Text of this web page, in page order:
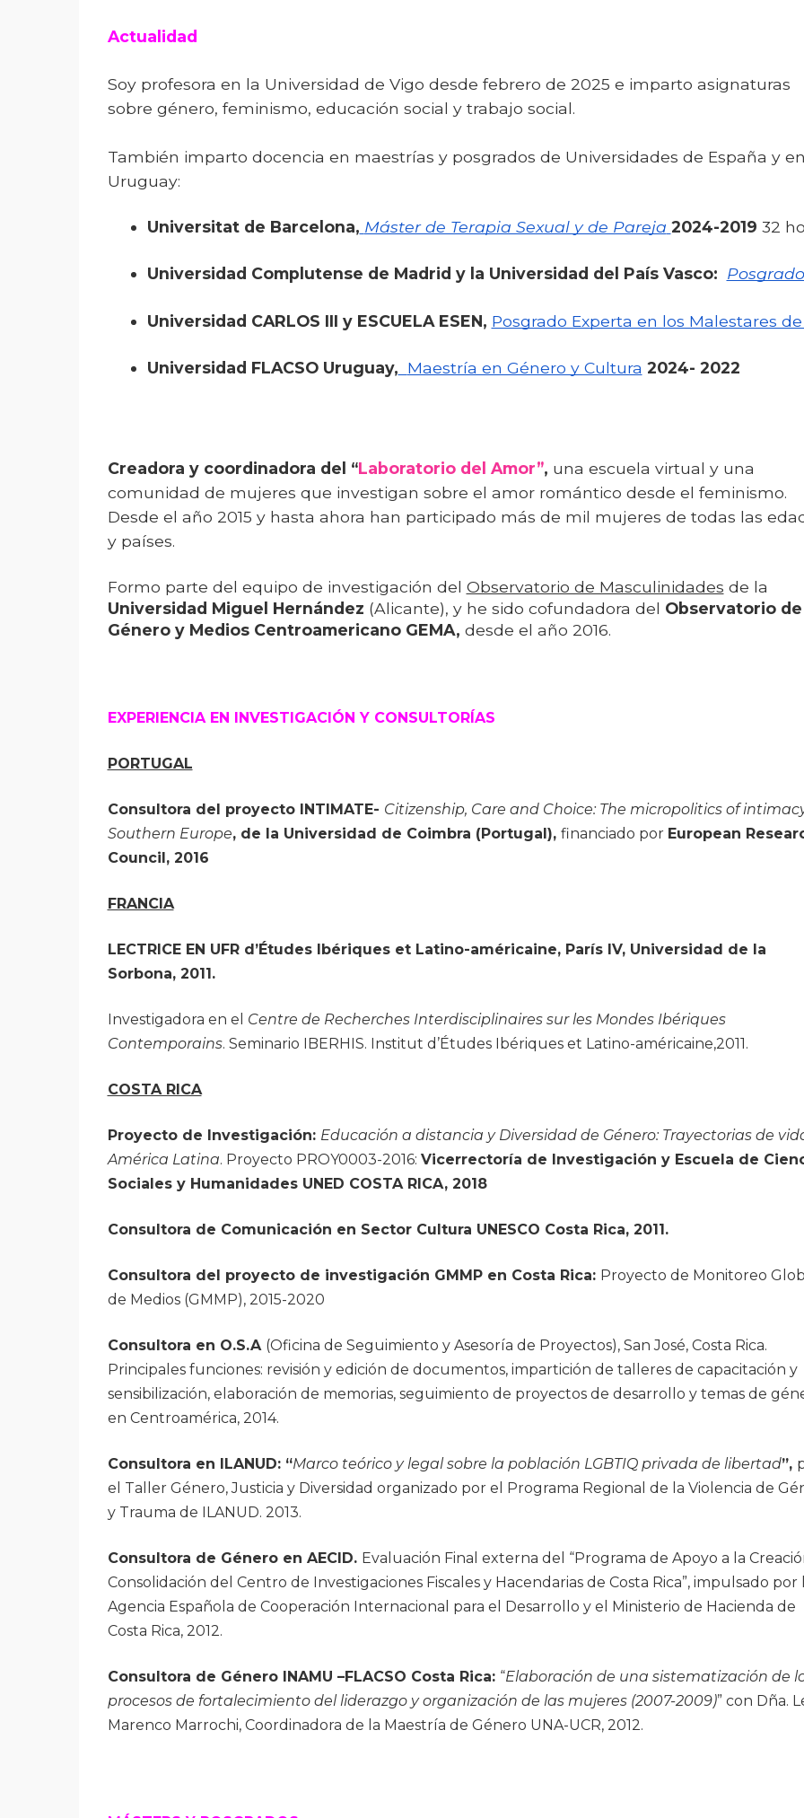
Actualidad
Soy profesora en la Universidad de Vigo desde febrero de 2025 e imparto asignaturas
sobre género, feminismo, educación social y trabajo social.
También imparto docencia en maestrías y posgrados de Universidades de España y en
Uruguay:
Universitat de Barcelona, Máster de Terapia Sexual y de Pareja 2024-2019 32
Universidad Complutense de Madrid y la Universidad del País Vasco:
Universidad CARLOS III y ESCUELA ESEN, Posgrado Experta en los Malestares
Universidad FLACSO Uruguay, Maestría en Género y Cultura 2024- 2022
Creadora y coordinadora del “Laboratorio del Amor”, una escuela virtual y una
comunidad de mujeres que investigan sobre el amor romántico desde el feminismo.
Desde el año 2015 y hasta ahora han participado más de mil mujeres de todas las
y países.
Formo parte del equipo de investigación del Observatorio de Masculinidades de la
Universidad Miguel Hernández (Alicante), y he sido cofundadora del Observatorio de
Género y Medios Centroamericano GEMA, desde el año 2016.
EXPERIENCIA EN INVESTIGACIÓN Y CONSULTORÍAS
PORTUGAL
Consultora del proyecto INTIMATE- Citizenship, Care and Choice: The micropolitics of
Southern Europe, de la Universidad de Coimbra (Portugal), financiado por European
Council, 2016
FRANCIA
LECTRICE EN UFR d’Études Ibériques et Latino-américaine, París IV, Universidad de la
Sorbona, 2011.
Investigadora en el Centre de Recherches Interdisciplinaires sur les Mondes Ibériques
Contemporains. Seminario IBERHIS. Institut d’Études Ibériques et Latino-américaine,2011.
COSTA RICA
Proyecto de Investigación: Educación a distancia y Diversidad de Género: Trayectorias de
América Latina. Proyecto PROY0003-2016: Vicerrectoría de Investigación y Escuela de
Sociales y Humanidades UNED COSTA RICA, 2018
Consultora de Comunicación en Sector Cultura UNESCO Costa Rica, 2011.
Consultora del proyecto de investigación GMMP en Costa Rica: Proyecto de Monitoreo
de Medios (GMMP), 2015-2020
Consultora en O.S.A (Oficina de Seguimiento y Asesoría de Proyectos), San José, Costa Rica.
Principales funciones: revisión y edición de documentos, impartición de talleres de capacitación y
sensibilización, elaboración de memorias, seguimiento de proyectos de desarrollo y temas de
en Centroamérica, 2014.
Consultora en ILANUD: “Marco teórico y legal sobre la población LGBTIQ privada de libertad”,
el Taller Género, Justicia y Diversidad organizado por el Programa Regional de la Violencia de
y Trauma de ILANUD. 2013.
Consultora de Género en AECID. Evaluación Final externa del “Programa de Apoyo a la
Consolidación del Centro de Investigaciones Fiscales y Hacendarias de Costa Rica”, impulsado por
Agencia Española de Cooperación Internacional para el Desarrollo y el Ministerio de Hacienda de
Costa Rica, 2012.
Consultora de Género INAMU –FLACSO Costa Rica: “Elaboración de una sistematización de
procesos de fortalecimiento del liderazgo y organización de las mujeres (2007-2009)” con Dña.
Marenco Marrochi, Coordinadora de la Maestría de Género UNA-UCR, 2012.